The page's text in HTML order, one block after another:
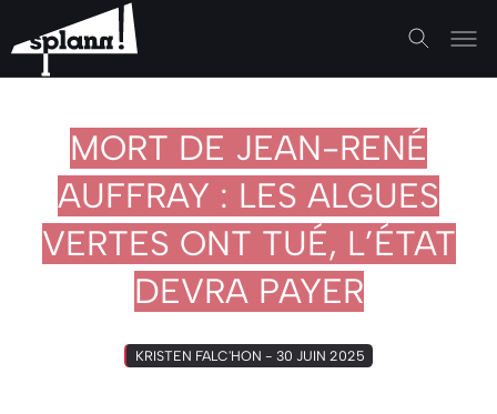
MORT DE JEAN-RENÉ
AUFFRAY : LES ALGUES
VERTES ONT TUÉ, L’ÉTAT
DEVRA PAYER
KRISTEN FALC'HON - 30 JUIN 2025